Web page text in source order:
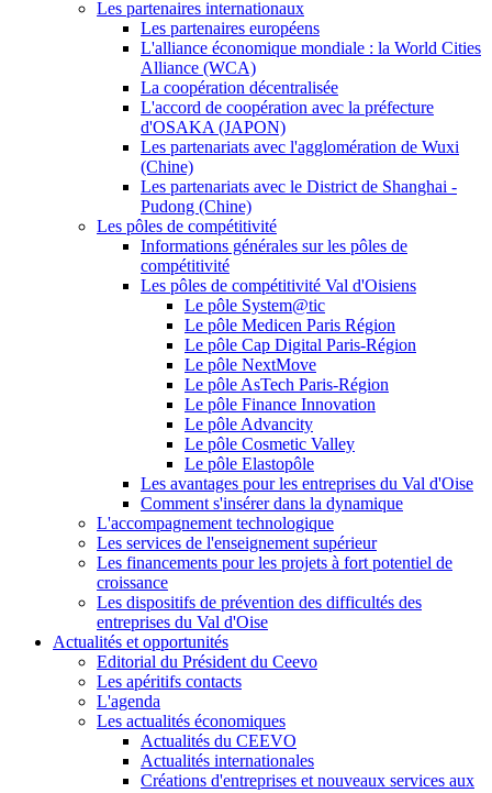
Les partenaires internationaux
Les partenaires européens
L'alliance économique mondiale : la World Cities
Alliance (WCA)
La coopération décentralisée
L'accord de coopération avec la préfecture
d'OSAKA (JAPON)
Les partenariats avec l'agglomération de Wuxi
(Chine)
Les partenariats avec le District de Shanghai -
Pudong (Chine)
Les pôles de compétitivité
Informations générales sur les pôles de
compétitivité
Les pôles de compétitivité Val d'Oisiens
Le pôle System@tic
Le pôle Medicen Paris Région
Le pôle Cap Digital Paris-Région
Le pôle NextMove
Le pôle AsTech Paris-Région
Le pôle Finance Innovation
Le pôle Advancity
Le pôle Cosmetic Valley
Le pôle Elastopôle
Les avantages pour les entreprises du Val d'Oise
Comment s'insérer dans la dynamique
L'accompagnement technologique
Les services de l'enseignement supérieur
Les financements pour les projets à fort potentiel de
croissance
Les dispositifs de prévention des difficultés des
entreprises du Val d'Oise
Actualités et opportunités
Editorial du Président du Ceevo
Les apéritifs contacts
L'agenda
Les actualités économiques
Actualités du CEEVO
Actualités internationales
Créations d'entreprises et nouveaux services aux